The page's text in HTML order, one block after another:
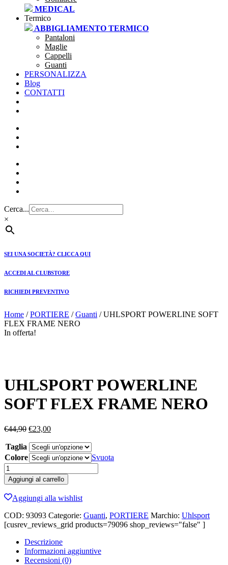
MEDICAL
Termico
ABBIGLIAMENTO TERMICO
Pantaloni
Maglie
Cappelli
Guanti
PERSONALIZZA
Blog
CONTATTI
Cerca...
×
SEI UNA SOCIETÀ? CLICCA QUI
ACCEDI AL CLUBSTORE
RICHIEDI PREVENTIVO
Home /PORTIERE /Guanti / UHLSPORT POWERLINE SOFT
FLEX FRAME NERO
In offerta!
UHLSPORT POWERLINE
SOFT FLEX FRAME NERO
€44,90 Il
originale
era:
€44,90.
€23,00Il
attuale
è:
€23,00.
Taglia
Colore
Svuota
UHLSPORT
POWERLINE
SOFT
FLEX
FRAME
NERO
quantità
Aggiungi al carrello
Aggiungi alla wishlist
COD: 93093 Categorie: Guanti, PORTIERE Marchio: Uhlsport
[cusrev_reviews_grid products=79096 shop_reviews="false" ]
Descrizione
Informazioni aggiuntive
Recensioni (0)